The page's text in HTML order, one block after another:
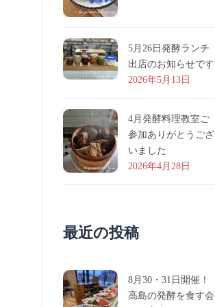
5月26日発酵ランチ
出店のお知らせです
2026年5月13日
4月発酵料理教室ご
参加ありがとうござ
いました
2026年4月28日
最近の投稿
8月30・31日開催！
高島の発酵を食す会